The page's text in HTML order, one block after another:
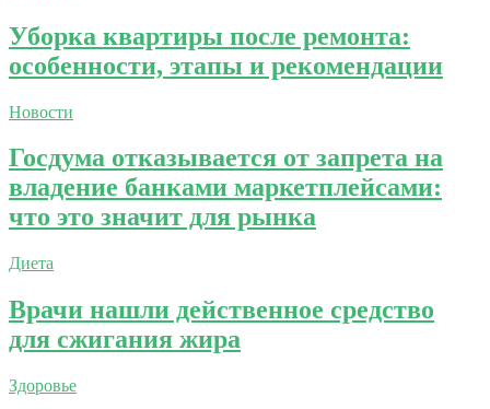
Уборка квартиры после ремонта:
особенности, этапы и рекомендации
Новости
Госдума отказывается от запрета на
владение банками маркетплейсами:
что это значит для рынка
Диета
Врачи нашли действенное средство
для сжигания жира
Здоровье